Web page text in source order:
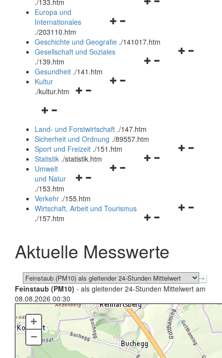
./133.htm
Navigationsmenü
und
schließen
Europa und
Internationales
./203110.htm
Geschichte und Geografie ./141017.htm
Navigationsmenü
Gesellschaft und Soziales
./139.htm
Navigationsmenü
Gesundheit ./141.htm
Navigationsmenü
Kultur
./kultur.htm
Navigationsmenü
und
schließen
Land- und Forstwirtschaft ./147.htm
Sicherheit und Ordnung ./89557.htm
Navigationsmenü
Sport und Freizeit ./151.htm
Navigationsmenü
Statistik ./statistik.htm
Navigationsmenü
und
schließen
Umwelt
und Natur
./153.htm
Verkehr ./155.htm
Navigationsmenü
schließen
Wirtschaft, Arbeit und Tourismus
./157.htm
Aktuelle Messwerte
Feinstaub (PM10) - als gleitender 24-Stunden Mittelwert am
08.08.2026 00:30
+
–